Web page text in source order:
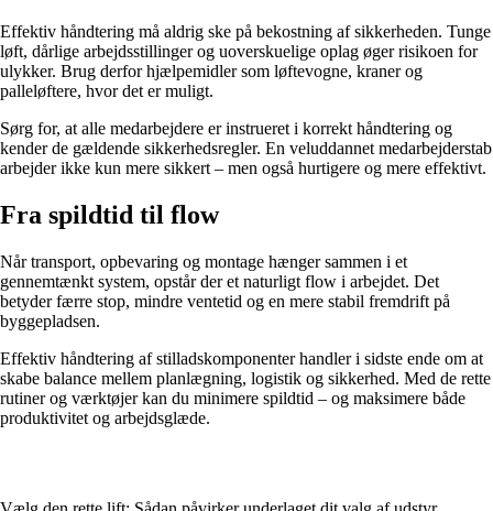
Effektiv håndtering må aldrig ske på bekostning af sikkerheden. Tunge
løft, dårlige arbejdsstillinger og uoverskuelige oplag øger risikoen for
ulykker. Brug derfor hjælpemidler som løftevogne, kraner og
palleløftere, hvor det er muligt.
Sørg for, at alle medarbejdere er instrueret i korrekt håndtering og
kender de gældende sikkerhedsregler. En veluddannet medarbejderstab
arbejder ikke kun mere sikkert – men også hurtigere og mere effektivt.
Fra spildtid til flow
Når transport, opbevaring og montage hænger sammen i et
gennemtænkt system, opstår der et naturligt flow i arbejdet. Det
betyder færre stop, mindre ventetid og en mere stabil fremdrift på
byggepladsen.
Effektiv håndtering af stilladskomponenter handler i sidste ende om at
skabe balance mellem planlægning, logistik og sikkerhed. Med de rette
rutiner og værktøjer kan du minimere spildtid – og maksimere både
produktivitet og arbejdsglæde.